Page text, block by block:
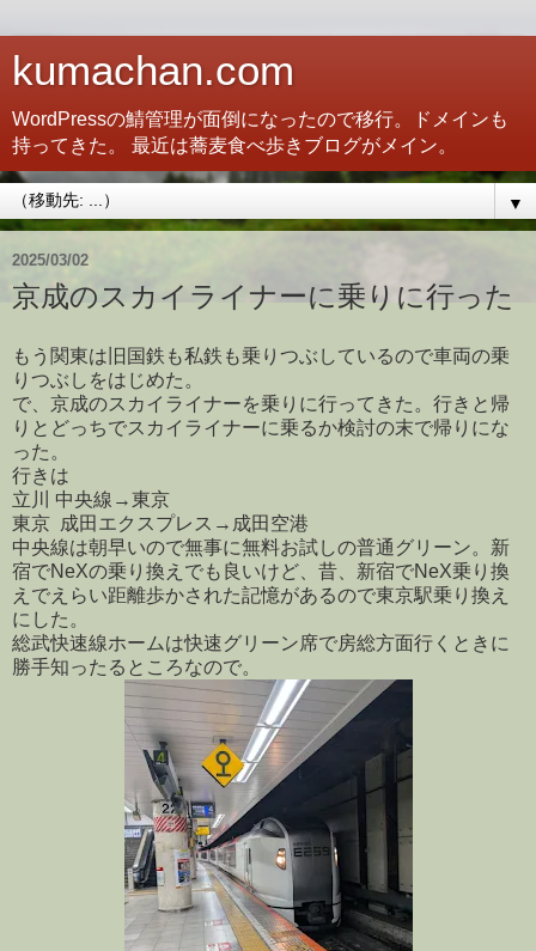
kumachan.com
WordPressの鯖管理が面倒になったので移行。ドメインも
持ってきた。 最近は蕎麦食べ歩きブログがメイン。
▼
2025/03/02
京成のスカイライナーに乗りに行った
もう関東は旧国鉄も私鉄も乗りつぶしているので車両の乗
りつぶしをはじめた。
で、京成のスカイライナーを乗りに行ってきた。行きと帰
りとどっちでスカイライナーに乗るか検討の末で帰りにな
った。
行きは
立川 中央線→東京
東京 成田エクスプレス→成田空港
中央線は朝早いので無事に無料お試しの普通グリーン。新
宿でNeXの乗り換えでも良いけど、昔、新宿でNeX乗り換
えでえらい距離歩かされた記憶があるので東京駅乗り換え
にした。
総武快速線ホームは快速グリーン席で房総方面行くときに
勝手知ったるところなので。